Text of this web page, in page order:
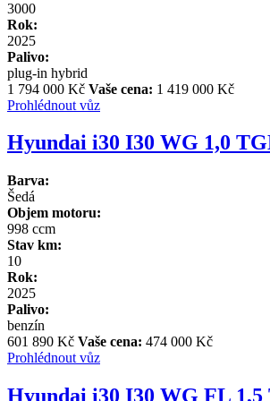
3000
Rok:
2025
Palivo:
plug-in hybrid
1 794 000 Kč Vaše cena: 1 419 000 Kč
Prohlédnout vůz
Hyundai i30 I30 WG 1,0
Barva:
Šedá
Objem motoru:
998 ccm
Stav km:
10
Rok:
2025
Palivo:
benzín
601 890 Kč Vaše cena: 474 000 Kč
Prohlédnout vůz
Hyundai i30 I30 WG FL